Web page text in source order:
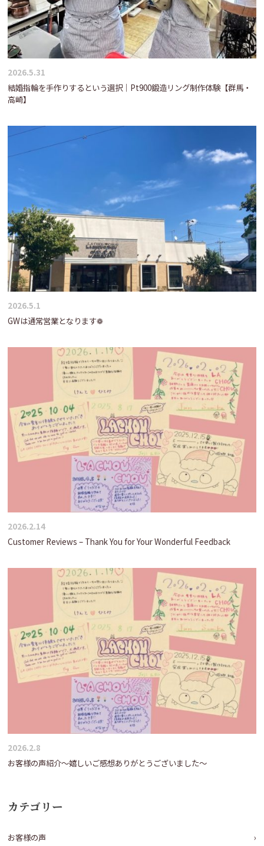
2026.5.31
結婚指輪を手作りするという選択｜Pt900鍛造リング制作体験【群馬・
高崎】
2026.5.1
GWは通常営業となります❁
2026.2.14
Customer Reviews – Thank You for Your Wonderful Feedback
2026.2.8
お客様の声紹介～嬉しいご感想ありがとうございました～
カテゴリー
お客様の声